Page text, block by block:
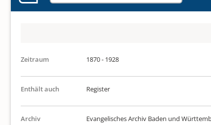
Zeitraum 1870 - 1928
Enthält auch Register
Archiv Evangelisches Archiv Baden und